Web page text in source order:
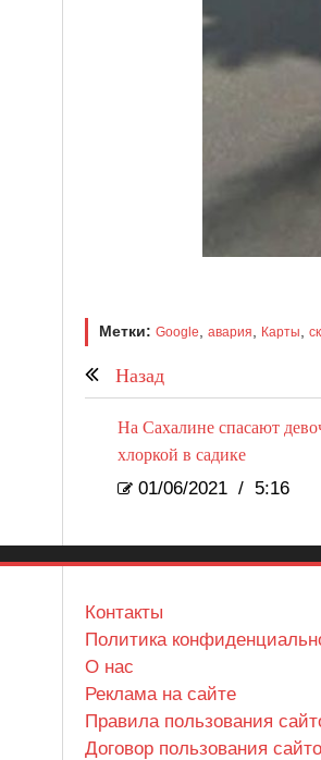
Метки: Google авария Карты
Назад
На Сахалине спасают
хлоркой в садике
01/06/2021 / 5:16
Контакты
Политика
О нас
Реклама на сайте
Правила пользования
Договор пользования